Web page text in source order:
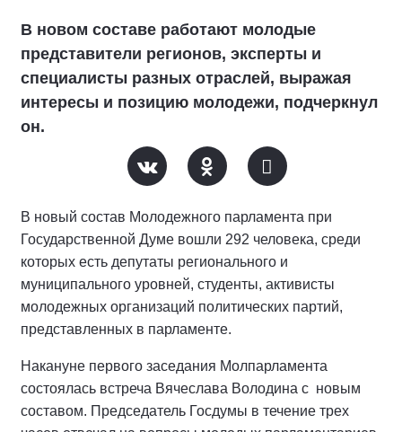
В новом составе работают молодые
представители регионов, эксперты и
специалисты разных отраслей, выражая
интересы и позицию молодежи, подчеркнул
он.
В новый состав Молодежного парламента при
Государственной Думе вошли 292 человека, среди
которых есть депутаты регионального и
муниципального уровней, студенты, активисты
молодежных организаций политических партий,
представленных в парламенте.
Накануне первого заседания Молпарламента
состоялась встреча Вячеслава Володина с новым
составом. Председатель Госдумы в течение трех